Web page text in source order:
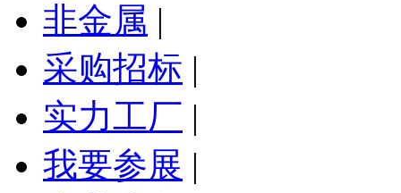
非金属 |
采购招标 |
实力工厂 |
我要参展 |